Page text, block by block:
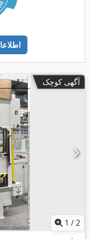
آگهی کوچک
1 /2